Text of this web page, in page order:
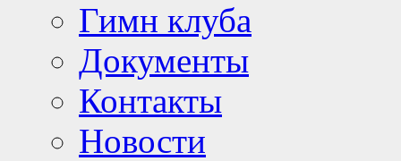
Гимн клуба
Документы
Контакты
Новости